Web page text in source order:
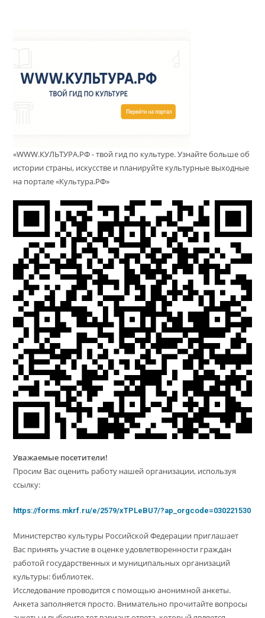
«WWW.КУЛЬТУРА.РФ - твой гид по культуре. Узнайте больше об
истории страны, искусстве и планируйте культурные выходные
на портале «Культура.РФ»
Уважаемые посетители!
Просим Вас оценить работу нашей организации, используя
ссылку:
https://forms.mkrf.ru/e/2579/xTPLeBU7/?ap_orgcode=030221530
Министерство культуры Российской Федерации приглашает
Вас принять участие в оценке удовлетворенности граждан
работой государственных и муниципальных организаций
культуры: библиотек.
Исследование проводится с помощью анонимной анкеты.
Анкета заполняется просто. Внимательно прочитайте вопросы